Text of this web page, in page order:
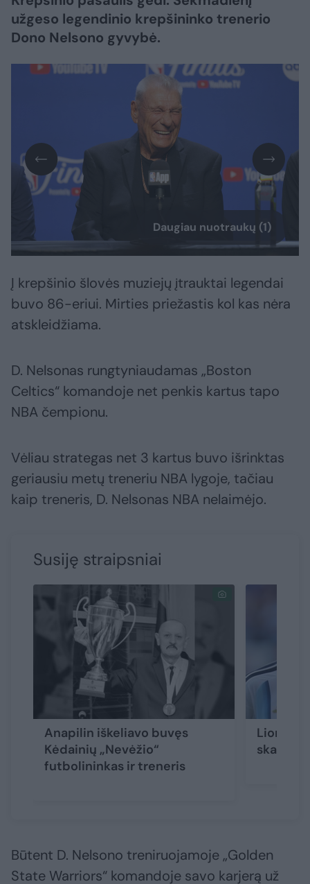
užgeso legendinio krepšininko trenerio
Dono Nelsono gyvybė.
Daugiau nuotraukų (1)
Į krepšinio šlovės muziejų įtrauktai legendai
buvo 86-eriui. Mirties priežastis kol kas nėra
atskleidžiama.
D. Nelsonas rungtyniaudamas „Boston
Celtics“ komandoje net penkis kartus tapo
NBA čempionu.
Vėliau strategas net 3 kartus buvo išrinktas
geriausiu metų treneriu NBA lygoje, tačiau
kaip treneris, D. Nelsonas NBA nelaimėjo.
Susiję straipsniai
Anapilin iškeliavo buvęs
Kėdainių „Nevėžio“
futbolininkas ir treneris
Lionelio
skaudi
Būtent D. Nelsono treniruojamoje „Golden
State Warriors“ komandoje savo karjerą už